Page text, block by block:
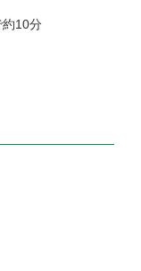
約10分